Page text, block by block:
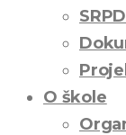
O škole